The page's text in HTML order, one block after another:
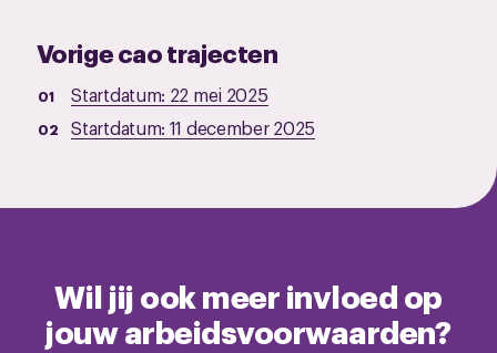
Vorige cao trajecten
Startdatum: 22 mei 2025
Startdatum: 11 december 2025
Wil jij ook meer invloed op
jouw arbeidsvoorwaarden?